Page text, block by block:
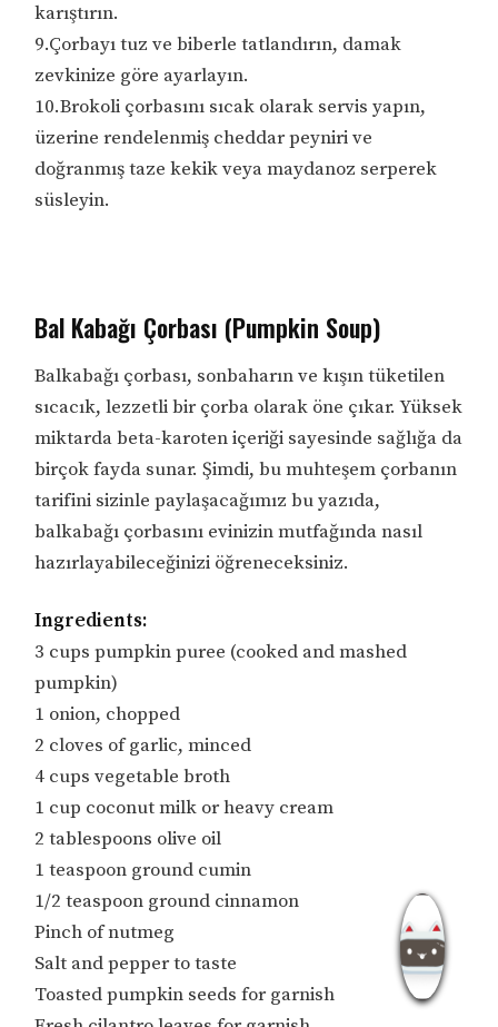
karıştırın.
9.Çorbayı tuz ve biberle tatlandırın, damak
zevkinize göre ayarlayın.
10.Brokoli çorbasını sıcak olarak servis yapın,
üzerine rendelenmiş cheddar peyniri ve
doğranmış taze kekik veya maydanoz serperek
süsleyin.
Bal Kabağı Çorbası (Pumpkin Soup)
Balkabağı çorbası, sonbaharın ve kışın tüketilen
sıcacık, lezzetli bir çorba olarak öne çıkar. Yüksek
miktarda beta-karoten içeriği sayesinde sağlığa da
birçok fayda sunar. Şimdi, bu muhteşem çorbanın
tarifini sizinle paylaşacağımız bu yazıda,
balkabağı çorbasını evinizin mutfağında nasıl
hazırlayabileceğinizi öğreneceksiniz.
Ingredients:
3 cups pumpkin puree (cooked and mashed
pumpkin)
1 onion, chopped
2 cloves of garlic, minced
4 cups vegetable broth
1 cup coconut milk or heavy cream
2 tablespoons olive oil
1 teaspoon ground cumin
1/2 teaspoon ground cinnamon
Pinch of nutmeg
Salt and pepper to taste
Toasted pumpkin seeds for garnish